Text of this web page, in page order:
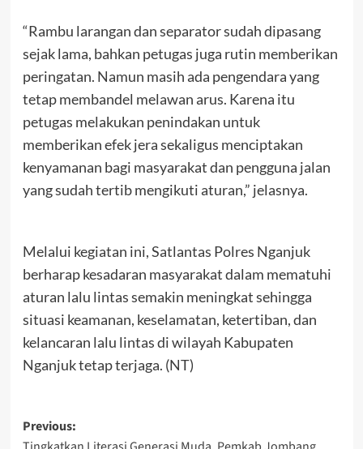
“Rambu larangan dan separator sudah dipasang
sejak lama, bahkan petugas juga rutin memberikan
peringatan. Namun masih ada pengendara yang
tetap membandel melawan arus. Karena itu
petugas melakukan penindakan untuk
memberikan efek jera sekaligus menciptakan
kenyamanan bagi masyarakat dan pengguna jalan
yang sudah tertib mengikuti aturan,” jelasnya.
Melalui kegiatan ini, Satlantas Polres Nganjuk
berharap kesadaran masyarakat dalam mematuhi
aturan lalu lintas semakin meningkat sehingga
situasi keamanan, keselamatan, ketertiban, dan
kelancaran lalu lintas di wilayah Kabupaten
Nganjuk tetap terjaga. (NT)
Post
Previous: